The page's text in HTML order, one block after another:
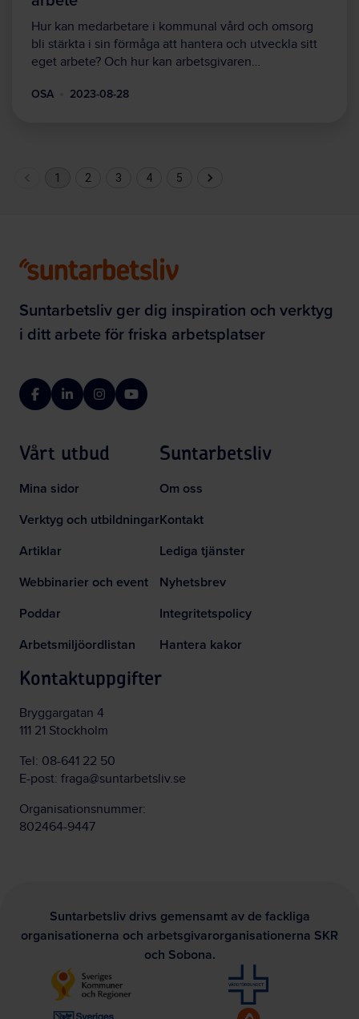
Hur kan medarbetare i kommunal vård och omsorg
bli stärkta i sin förmåga att hantera och utveckla sitt
eget arbete? Och hur kan arbetsgivaren…
OSA 2023-08-28
1 2 3 4 5
Suntarbetsliv ger dig inspiration och verktyg
i ditt arbete för friska arbetsplatser
FacebookLinkedInInstagramYouTube
Vårt utbud
Mina sidor
Verktyg och utbildningar
Artiklar
Webbinarier och event
Poddar
Arbetsmiljöordlistan
Suntarbetsliv
Om oss
Kontakt
Lediga tjänster
Nyhetsbrev
Integritetspolicy
Hantera kakor
Kontaktuppgifter
Bryggargatan 4
111 21 Stockholm
Tel: 08-641 22 50
E-post: fraga@suntarbetsliv.se
Organisationsnummer:
802464-9447
Suntarbetsliv drivs gemensamt av de fackliga
organisationerna och arbetsgivarorganisationerna SKR
och Sobona.